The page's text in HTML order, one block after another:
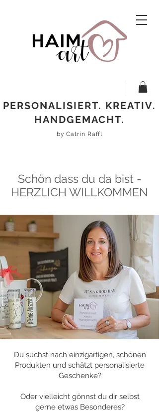
PERSONALISIERT. KREATIV.
HANDGEMACHT.
by Catrin Raffl
Schön dass du da bist -
HERZLICH WILLKOMMEN
Du suchst nach einzigartigen, schönen
Produkten und schätzt personalisierte
Geschenke?
Oder vielleicht gönnst du dir selbst
gerne etwas Besonderes?